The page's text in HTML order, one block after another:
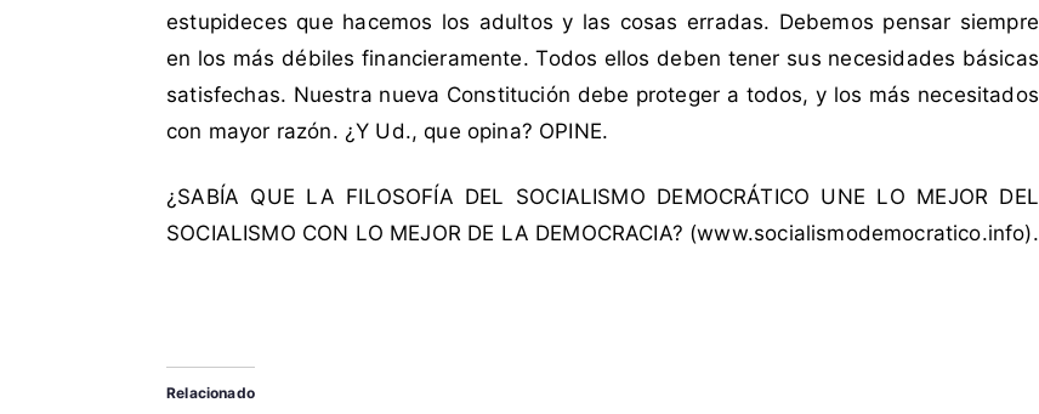
e
l
a
i
s
,
g
estupideces que hacemos los adultos y las cosas erradas. Debemos pensar siempre
en los más débiles financieramente. Todos ellos deben tener sus necesidades básicas
satisfechas. Nuestra nueva Constitución debe proteger a todos, y los más necesitados
con mayor razón. ¿Y Ud., que opina? OPINE.
¿SABÍA QUE LA FILOSOFÍA DEL SOCIALISMO DEMOCRÁTICO UNE LO MEJOR DEL
SOCIALISMO CON LO MEJOR DE LA DEMOCRACIA? (www.socialismodemocratico.info).
Relacionado